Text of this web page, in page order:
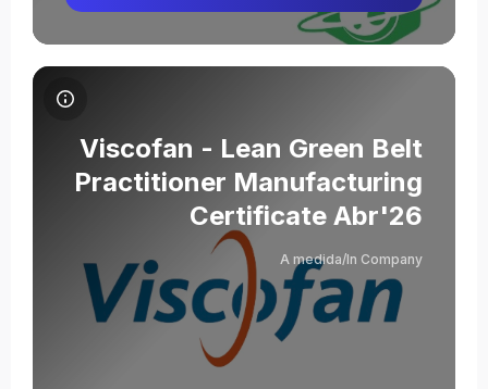
Severino Abad
מורה
Julián Moya Valladares
תמונת הקורס Viscofan - Lean Green Belt Practitioner Manufacturing Certificate Abr'26
תמונת הקורס
שם הקורס
Viscofan - Lean Green Belt
Practitioner Manufacturing
Certificate Abr'26
A medida/In Company